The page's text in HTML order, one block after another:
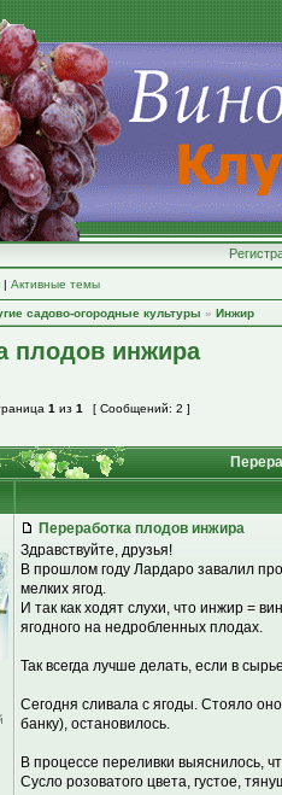
| Активные темы
садово-огородные культуры » Инжир
плодов инжира
1 из 1 [ Сообщений: 2 ]
Переработка плодов инжира
Здравствуйте, друзья!
В прошлом году Лардаро завалил
мелких ягод.
И так как ходят слухи, что инжир =
ягодного на недробленных плодах.
Так всегда лучше делать, если в
Сегодня сливала с ягоды. Стояло
банку), остановилось.
В процессе переливки выяснилось,
Сусло розоватого цвета, густое,